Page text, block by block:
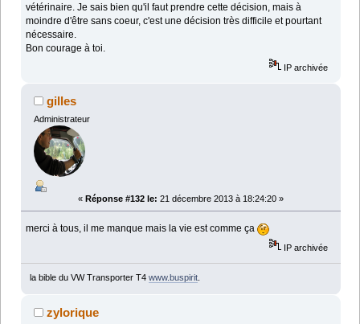
vétérinaire. Je sais bien qu'il faut prendre cette décision, mais à
moindre d'être sans coeur, c'est une décision très difficile et pourtant
nécessaire.
Bon courage à toi.
IP archivée
gilles
Administrateur
« Réponse #132 le: 21 décembre 2013 à 18:24:20 »
merci à tous, il me manque mais la vie est comme ça
IP archivée
la bible du VW Transporter T4 www.buspirit.
zylorique